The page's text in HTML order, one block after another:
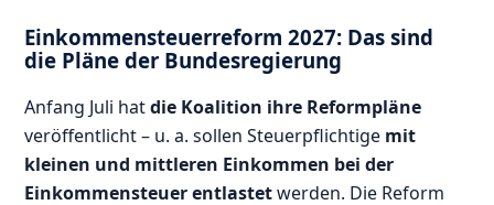
Einkommensteuerreform 2027: Das sind
die Pläne der Bundesregierung
Anfang Juli hatdie Koalition ihre Reformpläne
veröffentlicht – u. a. sollen Steuerpflichtige mit
kleinen und mittleren Einkommen bei der
Einkommensteuer entlastetwerden. Die Reform